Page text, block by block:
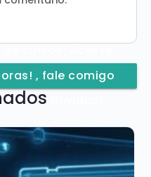
, fale comigo
tiver dúvidas!